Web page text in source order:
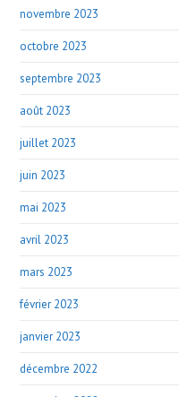
novembre 2023
octobre 2023
septembre 2023
août 2023
juillet 2023
juin 2023
mai 2023
avril 2023
mars 2023
février 2023
janvier 2023
décembre 2022